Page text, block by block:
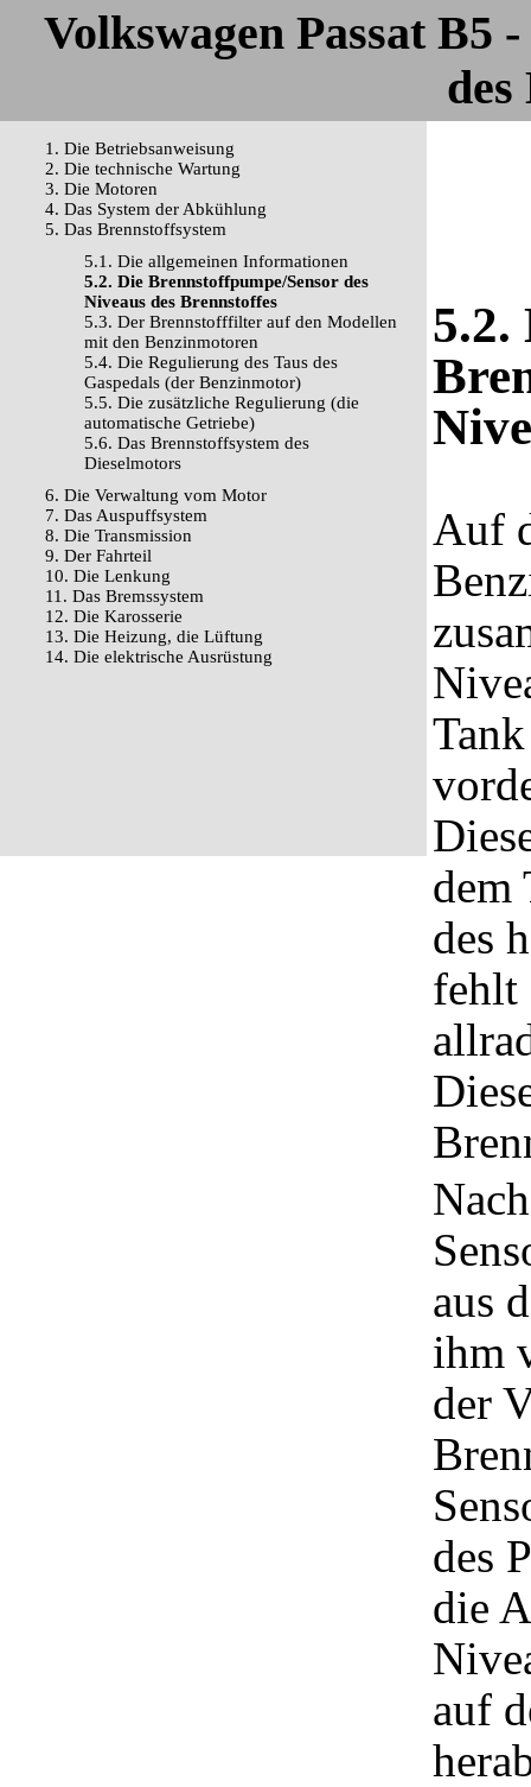
Volkswagen Passat B5
des
1. Die Betriebsanweisung
2. Die technische Wartung
3. Die Motoren
4. Das System der Abkühlung
5. Das Brennstoffsystem
5.1. Die allgemeinen Informationen
5.2. Die Brennstoffpumpe/Sensor des
Niveaus des Brennstoffes
5.3. Der Brennstofffilter auf den Modellen
mit den Benzinmotoren
5.4. Die Regulierung des Taus des
Gaspedals (der Benzinmotor)
5.5. Die zusätzliche Regulierung (die
automatische Getriebe)
5.6. Das Brennstoffsystem des
Dieselmotors
6. Die Verwaltung vom Motor
7. Das Auspuffsystem
8. Die Transmission
9. Der Fahrteil
10. Die Lenkung
11. Das Bremssystem
12. Die Karosserie
13. Die Heizung, die Lüftung
14. Die elektrische Ausrüstung
5.2.
Auf
dem
des
fehlt
aus
ihm
der
des
die
auf